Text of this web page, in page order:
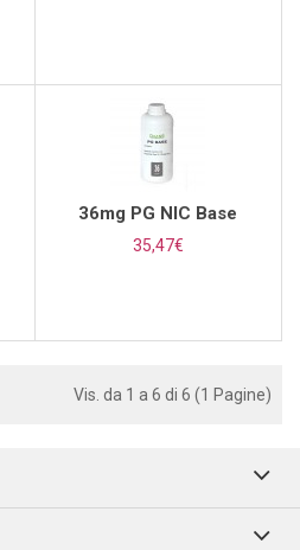
36mg PG NIC Base
35,47€
Vis. da 1 a 6 di 6 (1 Pagine)